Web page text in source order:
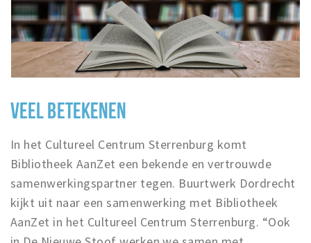
VEEL BETEKENEN
In het Cultureel Centrum Sterrenburg komt
Bibliotheek AanZet een bekende en vertrouwde
samenwerkingspartner tegen. Buurtwerk Dordrecht
kijkt uit naar een samenwerking met Bibliotheek
AanZet in het Cultureel Centrum Sterrenburg. “Ook